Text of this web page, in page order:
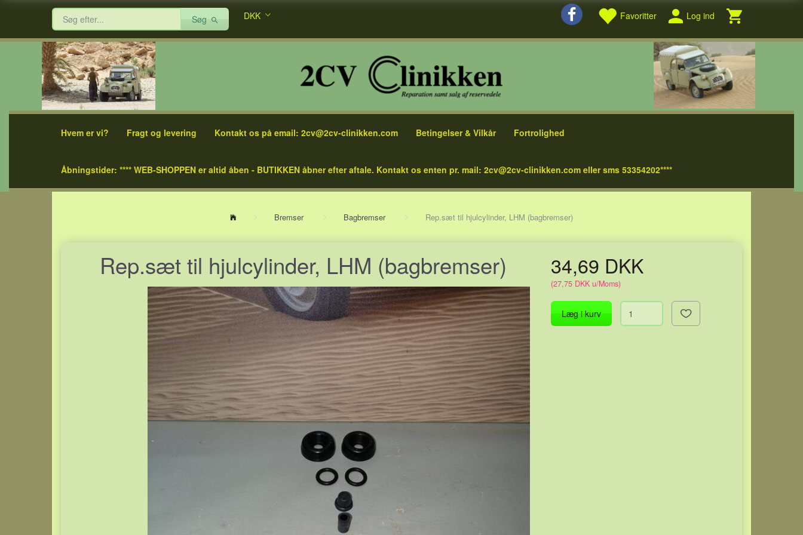
Favoritter Log ind
Søg DKK
Hvem er vi? Fragt og levering Kontakt os på email: 2cv@2cv-clinikken.com Betingelser & Vilkår Fortrolighed
Åbningstider: **** WEB-SHOPPEN er altid åben - BUTIKKEN åbner efter aftale. Kontakt os enten pr. mail: 2cv@2cv-clinikken.com eller sms 53354202****
Bremser Bagbremser Rep.sæt til hjulcylinder, LHM (bagbremser)
Rep.sæt til hjulcylinder, LHM (bagbremser) 34,69 DKK
(27,75 DKK u/Moms)
Læg i kurv